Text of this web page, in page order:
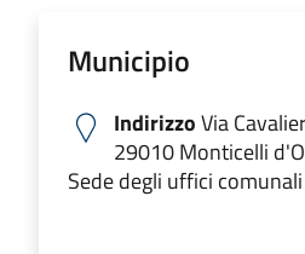
Municipio
IndirizzoVia
29010 Monticelli
Sede degli uffici comunali